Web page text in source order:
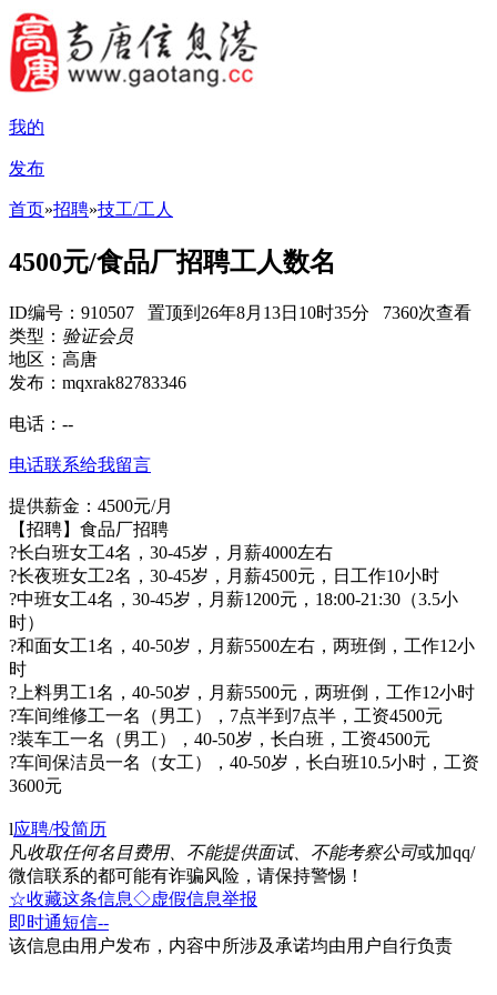
我的
发布
首页»招聘»技工/工人
4500元/食品厂招聘工人数名
ID编号：910507 置顶到26年8月13日10时35分 7360次查看
类型： 验证会员
地区：高唐
发布：mqxrak82783346
电话： --
电话联系给我留言
提供薪金：4500元/月
【招聘】食品厂招聘
?长白班女工4名，30-45岁，月薪4000左右
?长夜班女工2名，30-45岁，月薪4500元，日工作10小时
?中班女工4名，30-45岁，月薪1200元，18:00-21:30（3.5小
时）
?和面女工1名，40-50岁，月薪5500左右，两班倒，工作12小
时
?上料男工1名，40-50岁，月薪5500元，两班倒，工作12小时
?车间维修工一名（男工），7点半到7点半，工资4500元
?装车工一名（男工），40-50岁，长白班，工资4500元
?车间保洁员一名（女工），40-50岁，长白班10.5小时，工资
3600元
l应聘/投简历
凡收取任何名目费用、不能提供面试、不能考察公司或加qq/
微信联系的都可能有诈骗风险，请保持警惕！
☆收藏这条信息◇虚假信息举报
即时通短信--
该信息由用户发布，内容中所涉及承诺均由用户自行负责